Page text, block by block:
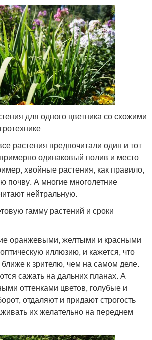
для одного цветника со схожими
растения предпочитали один и тот
одинаковый полив и место
хвойные растения, как правило,
почву. А многие многолетние
нейтральную.
гамму растений и сроки
оранжевыми, желтыми и красными
иллюзию, и кажется, что
к зрителю, чем на самом деле.
сажать на дальних планах. А
оттенками цветов, голубые и
отдаляют и придают строгость
их желательно на переднем